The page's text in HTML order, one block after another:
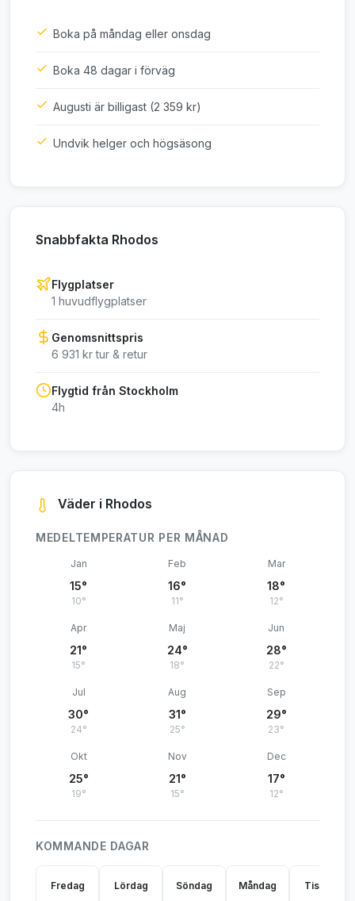
Boka på måndag eller onsdag
Boka 48 dagar i förväg
Augusti är billigast (2 359 kr)
Undvik helger och högsäsong
Snabbfakta Rhodos
Flygplatser
1 huvudflygplatser
Genomsnittspris
6 931 kr tur & retur
Flygtid från Stockholm
4h
Väder i Rhodos
MEDELTEMPERATUR PER MÅNAD
Jan
15°
10°
Feb
16°
11°
Mar
18°
12°
Apr
21°
15°
Maj
24°
18°
Jun
28°
22°
Jul
30°
24°
Aug
31°
25°
Sep
29°
23°
Okt
25°
19°
Nov
21°
15°
Dec
17°
12°
KOMMANDE DAGAR
Fredag Lördag Söndag Måndag Tisdag